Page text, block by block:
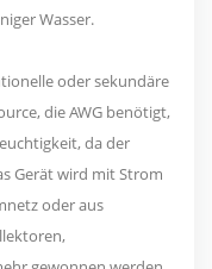
Wasser.
oder sekundäre
die AWG benötigt,
da der
Gerät wird mit Strom
oder aus